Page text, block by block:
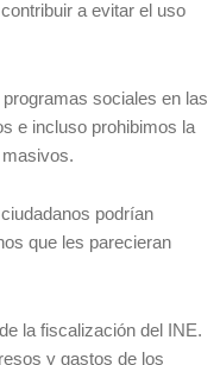
a evitar el uso
sociales en las
e incluso prohibimos la
podrían
que les parecieran
la fiscalización del INE.
y gastos de los